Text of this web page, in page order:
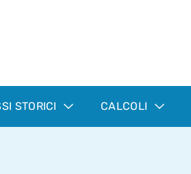
STORICI CALCOLI